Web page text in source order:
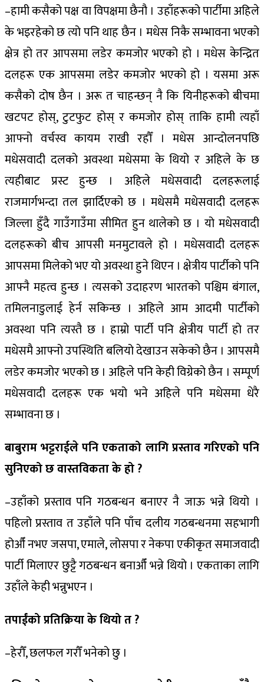
–हामी कसैको पक्ष वा विपक्षमा छैनौ । उहाँहरूको पार्टीमा अहिले
के भइरहेको छ त्यो पनि थाह छैन । मधेस निकै सम्भावना भएको
क्षेत्र हो तर आपसमा लडेर कमजोर भएको हो । मधेस केन्द्रित
दलहरू एक आपसमा लडेर कमजोर भएको हो । यसमा अरू
कसैको दोष छैन । अरू त चाहन्छन् नै कि यिनीहरूको बीचमा
खटपट होस्, टुटफुट होस् र कमजोर होस् ताकि हामी त्यहाँ
आफ्नो वर्चस्व कायम राखी रहौँ । मधेस आन्दोलनपछि
मधेसवादी दलको अवस्था मधेसमा के थियो र अहिले के छ
त्यहीबाट प्रस्ट हुन्छ । अहिले मधेसवादी दलहरूलाई
राजमार्गभन्दा तल झार्दिएको छ । मधेसमै मधेसवादी दलहरू
जिल्ला हुँदै गाउँगाउँमा सीमित हुन थालेको छ । यो मधेसवादी
दलहरूको बीच आपसी मनमुटावले हो । मधेसवादी दलहरू
आपसमा मिलेको भए यो अवस्था हुने थिएन । क्षेत्रीय पार्टीको पनि
आफ्नै महत्व हुन्छ । त्यसको उदाहरण भारतको पश्चिम बंगाल,
तमिलनाडुलाई हेर्न सकिन्छ । अहिले आम आदमी पार्टीको
अवस्था पनि त्यस्तै छ । हाम्रो पार्टी पनि क्षेत्रीय पार्टी हो तर
मधेसमै आफ्नो उपस्थिति बलियो देखाउन सकेको छैन । आपसमै
लडेर कमजोर भएको छ । अहिले पनि केही विग्रेको छैन । सम्पूर्ण
मधेसवादी दलहरू एक भयो भने अहिले पनि मधेसमा धेरै
सम्भावना छ ।
बाबुराम भट्टराईले पनि एकताको लागि प्रस्ताव गरिएको पनि
सुनिएको छ वास्तविकता के हो ?
–उहाँको प्रस्ताव पनि गठबन्धन बनाएर नै जाऊ भन्ने थियो ।
पहिलो प्रस्ताव त उहाँले पनि पाँच दलीय गठबन्धनमा सहभागी
होऔँ नभए जसपा, एमाले, लोसपा र नेकपा एकीकृत समाजवादी
पार्टी मिलाएर छुट्टै गठबन्धन बनाऔँ भन्ने थियो । एकताका लागि
उहाँले केही भन्नुभएन ।
तपाईंको प्रतिक्रिया के थियो त ?
–हेरौँ, छलफल गरौँ भनेको छु ।